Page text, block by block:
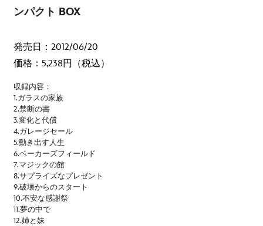
ンパクト BOX
発売日：2012/06/20
価格：5,238円（税込）
収録内容：
1.ガラスの家族
2.禁断の書
3.変化と代償
4.ガレージセール
5.動き出す人生
6.ベーカーズフィールド
7.マジックの館
8.サプライズなプレゼント
9.破壊からのスタート
10.不安な感謝祭
11.夢の中で
12.姉と妹